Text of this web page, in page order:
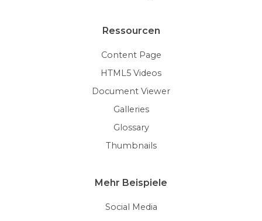
Ressourcen
Content Page
HTML5 Videos
Document Viewer
Galleries
Glossary
Thumbnails
Mehr Beispiele
Social Media